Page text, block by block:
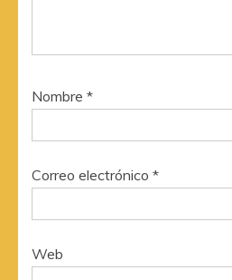
Nombre *
Correo electrónico *
Web